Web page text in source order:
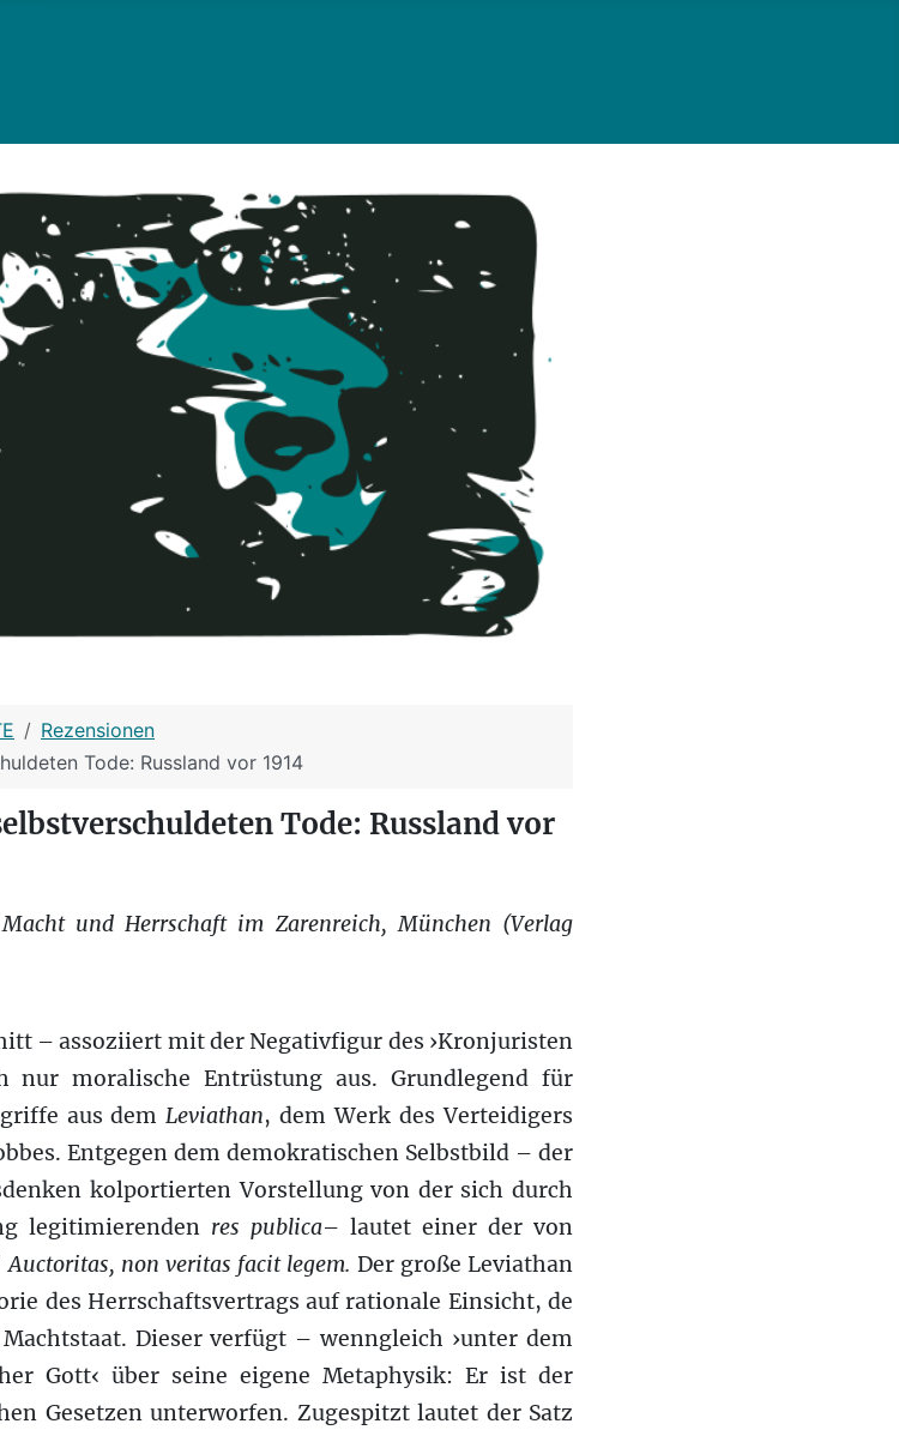
Rezensionen
Tode: Russland vor 1914
Tode: Russland vor
und Herrschaft im Zarenreich, München (Verlag
– assoziiert mit der Negativfigur des ›Kronjuristen
nur moralische Entrüstung aus. Grundlegend für
aus demLeviathan, dem Werk des Verteidigers
Entgegen dem demokratischen Selbstbild – der
kolportierten Vorstellung von der sich durch
legitimierenden res publica– lautet einer der von
Auctoritas, non veritas facit legem. Der große Leviathan
des Herrschaftsvertrags auf rationale Einsicht, de
Dieser verfügt – wenngleich ›unter dem
Gott‹ über seine eigene Metaphysik: Er ist der
Gesetzen unterworfen. Zugespitzt lautet der Satz